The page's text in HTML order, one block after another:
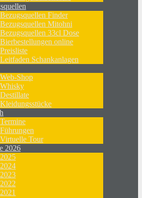
Bezugsquellen Finder
Bezugsquellen Mitohni
Bezugsquellen 33cl Dose
Bierbestellungen online
Preisliste
Leitfaden Schankanlagen
Web-Shop
Whisky
Destillate
Kleidungsstücke
Termine
Führungen
Virtuelle Tour
2026
2025
2024
2023
2022
2021